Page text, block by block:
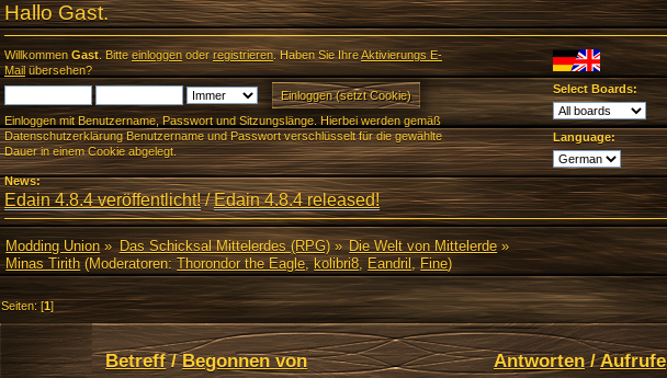
Hallo Gast.
Willkommen Gast. Bitte einloggenoderregistrieren. Haben Sie IhreAktivierungs E-
Mailübersehen?
Einloggen mit Benutzername, Passwort und Sitzungslänge. Hierbei werden gemäß
Datenschutzerklärung Benutzername und Passwort verschlüsselt für die gewählte
Dauer in einem Cookie abgelegt.
Select Boards:
Language:
News:
Edain 4.8.4 veröffentlicht!/Edain 4.8.4 released!
Modding Union» Das Schicksal Mittelerdes (RPG)» Die Welt von Mittelerde»
Minas Tirith(Moderatoren:Thorondor the Eagle,kolibri8, Eandril,Fine)
Seiten: [1]
Betreff/Begonnen von Antworten/Aufrufe